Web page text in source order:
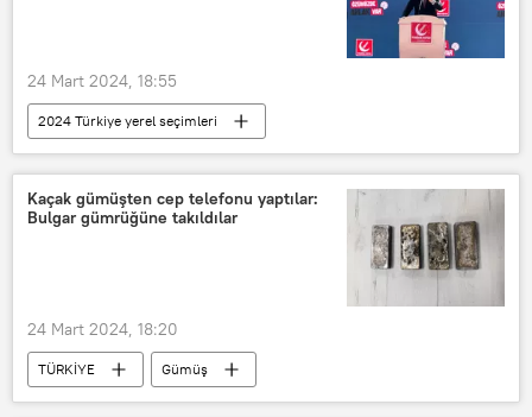
24 Mart 2024, 18:55
2024 Türkiye yerel seçimleri
Yeniden Refah Partisi
AK Parti
Necmettin Erbakan
yerel seçim
Kaçak gümüşten cep telefonu yaptılar:
Bulgar gümrüğüne takıldılar
24 Mart 2024, 18:20
TÜRKİYE
Gümüş
Cep telefonu
Bulgaristan